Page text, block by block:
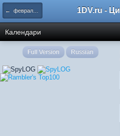
← февраля 2026
Календари
Full Version Russian